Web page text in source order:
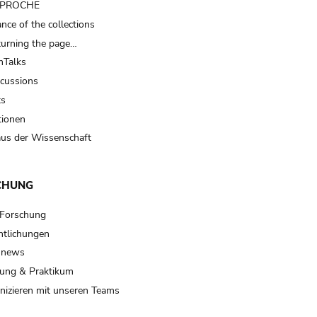
of the collections
the page…
der Wissenschaft
& Praktikum
mit unseren Teams